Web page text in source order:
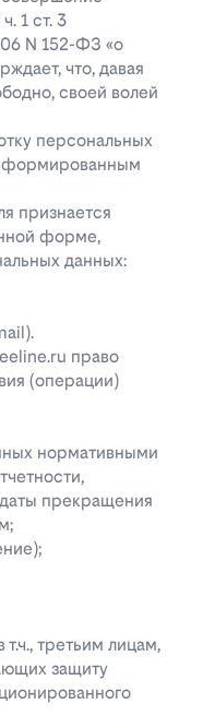
1 ст. 3
N 152-ФЗ «о
что, давая
своей волей
персональных
признается
форме,
данных:
право
(операции)
нормативными
прекращения
третьим лицам,
защиту